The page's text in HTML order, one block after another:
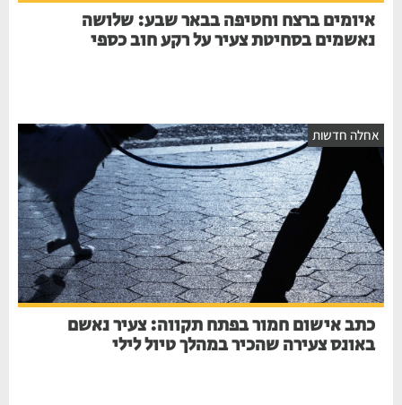
איומים ברצח וחטיפה בבאר שבע: שלושה
נאשמים בסחיטת צעיר על רקע חוב כספי
חדשות
כתב אישום חמור בפתח תקווה: צעיר נאשם
באונס צעירה שהכיר במהלך טיול לילי